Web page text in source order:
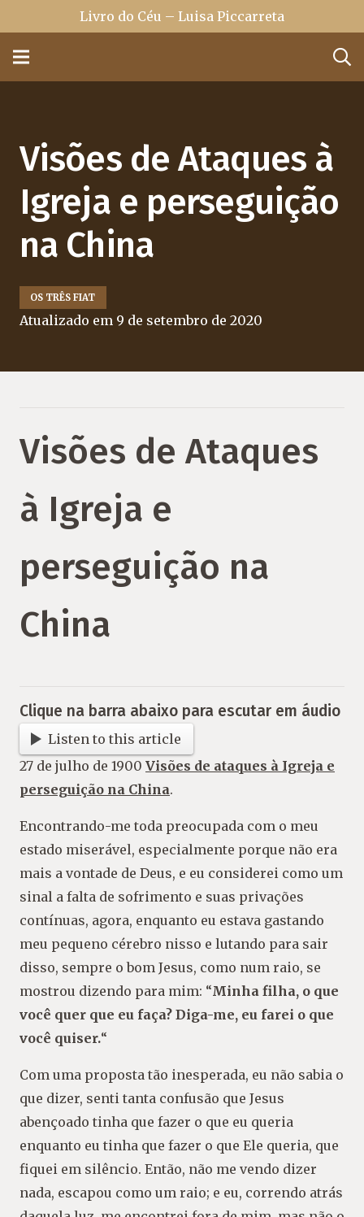
Livro do Céu – Luisa Piccarreta
Visões de Ataques à
Igreja e perseguição
na China
OS TRÊS FIAT
Atualizado em 9 de setembro de 2020
Visões de Ataques
à Igreja e
perseguição na
China
Clique na barra abaixo para escutar em áudio
Listen to this article
27 de julho de 1900 Visões de ataques à Igreja e
perseguição na China.
Encontrando-me toda preocupada com o meu
estado miserável, especialmente porque não era
mais a vontade de Deus, e eu considerei como um
sinal a falta de sofrimento e suas privações
contínuas, agora, enquanto eu estava gastando
meu pequeno cérebro nisso e lutando para sair
disso, sempre o bom Jesus, como num raio, se
mostrou dizendo para mim: “Minha filha, o que
você quer que eu faça? Diga-me, eu farei o que
você quiser.“
Com uma proposta tão inesperada, eu não sabia o
que dizer, senti tanta confusão que Jesus
abençoado tinha que fazer o que eu queria
enquanto eu tinha que fazer o que Ele queria, que
fiquei em silêncio. Então, não me vendo dizer
nada, escapou como um raio; e eu, correndo atrás